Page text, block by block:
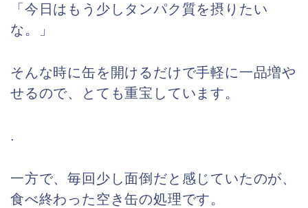
「今日はもう少しタンパク質を摂りたい
な。」
そんな時に缶を開けるだけで手軽に一品増や
せるので、とても重宝しています。
.
一方で、毎回少し面倒だと感じていたのが、
食べ終わった空き缶の処理です。